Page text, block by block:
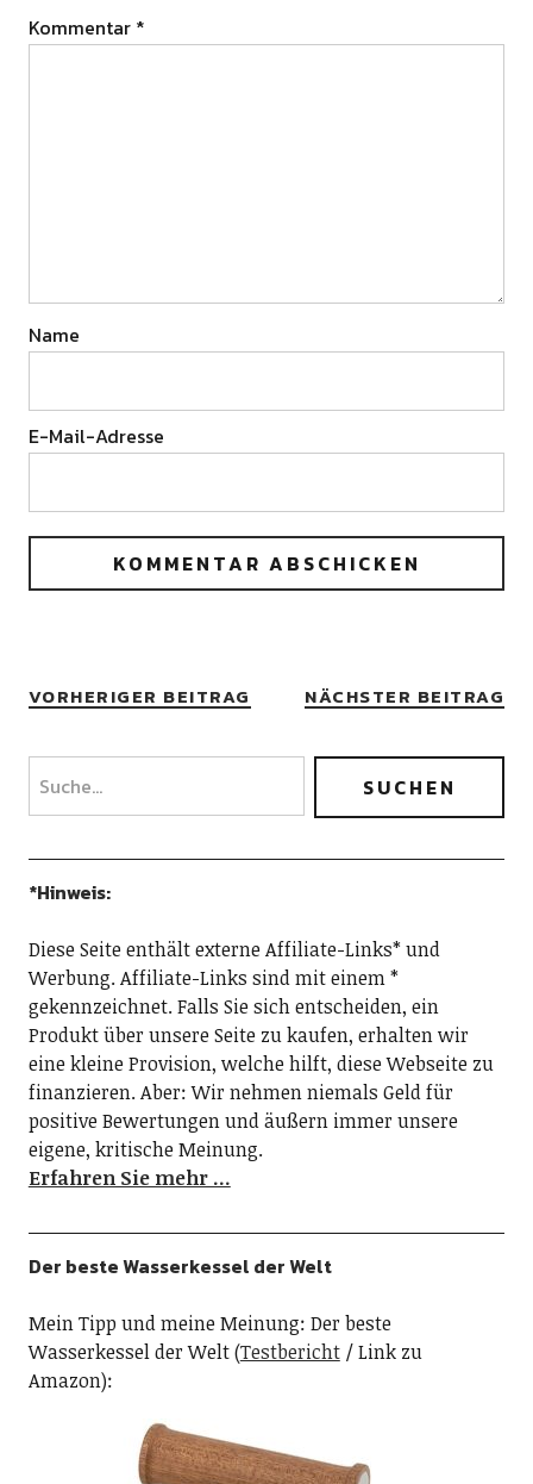
Kommentar *
Name
E-Mail-Adresse
VORHERIGER BEITRAG NÄCHSTER BEITRAG
*Hinweis:
Diese Seite enthält externe Affiliate-Links* und
Werbung. Affiliate-Links sind mit einem *
gekennzeichnet. Falls Sie sich entscheiden, ein
Produkt über unsere Seite zu kaufen, erhalten wir
eine kleine Provision, welche hilft, diese Webseite zu
finanzieren. Aber: Wir nehmen niemals Geld für
positive Bewertungen und äußern immer unsere
eigene, kritische Meinung.
Erfahren Sie mehr …
Der beste Wasserkessel der Welt
Mein Tipp und meine Meinung: Der beste
Wasserkessel der Welt (Testbericht/ Link zu
Amazon):